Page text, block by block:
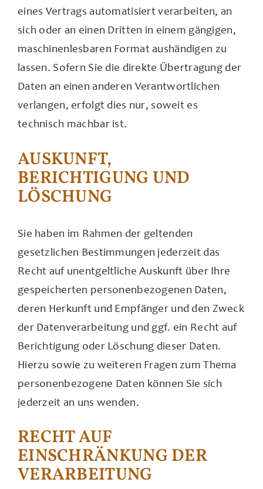
eines Vertrags automatisiert verarbeiten, an
sich oder an einen Dritten in einem gängigen,
maschinenlesbaren Format aushändigen zu
lassen. Sofern Sie die direkte Übertragung der
Daten an einen anderen Verantwortlichen
verlangen, erfolgt dies nur, soweit es
technisch machbar ist.
AUSKUNFT,
BERICHTIGUNG UND
LÖSCHUNG
Sie haben im Rahmen der geltenden
gesetzlichen Bestimmungen jederzeit das
Recht auf unentgeltliche Auskunft über Ihre
gespeicherten personenbezogenen Daten,
deren Herkunft und Empfänger und den Zweck
der Datenverarbeitung und ggf. ein Recht auf
Berichtigung oder Löschung dieser Daten.
Hierzu sowie zu weiteren Fragen zum Thema
personenbezogene Daten können Sie sich
jederzeit an uns wenden.
RECHT AUF
EINSCHRÄNKUNG DER
VERARBEITUNG